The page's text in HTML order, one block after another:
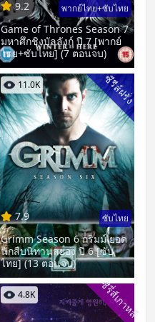
9.2 พากย์ไทย+ซับไทย
Game of Thrones Season 7
มหาศึกชิงบัลลังก์ ปี 7 [พากย์
ไทย+ซับไทย] (7 ตอนจบ)
11.0K ซีรีส์ฝรั่ง
7.9 ซับไทย
Grimm Season 6 กริมม์ ยอด
นักสืบนิทานสยอง ปี 6 [ซับ
ไทย] (13 ตอนจบ)
4.8K ซีรี่ส์เกาหลี